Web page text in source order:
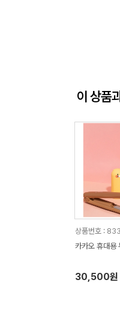
이 상품
상품번호 :
카카오 휴대용
30,500원